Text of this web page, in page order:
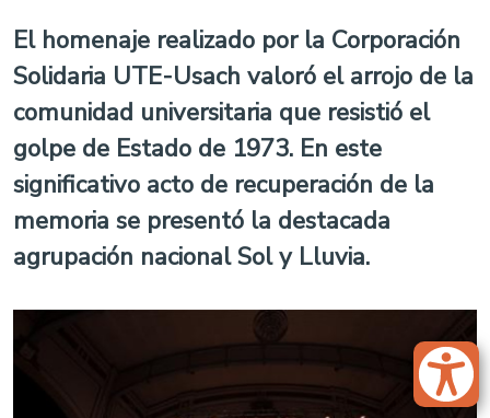
El homenaje realizado por la Corporación
Solidaria UTE-Usach valoró el arrojo de la
comunidad universitaria que resistió el
golpe de Estado de 1973. En este
significativo acto de recuperación de la
memoria se presentó la destacada
agrupación nacional Sol y Lluvia.